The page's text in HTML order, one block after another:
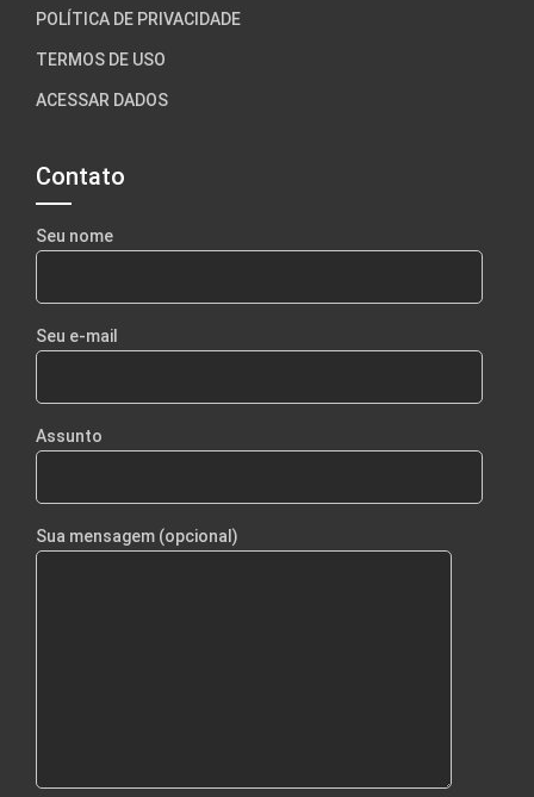
POLÍTICA DE PRIVACIDADE
TERMOS DE USO
ACESSAR DADOS
Contato
Seu nome
Seu e-mail
Assunto
Sua mensagem (opcional)